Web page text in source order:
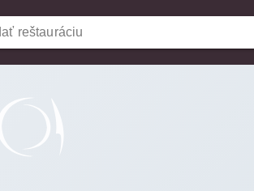
reštauráciu